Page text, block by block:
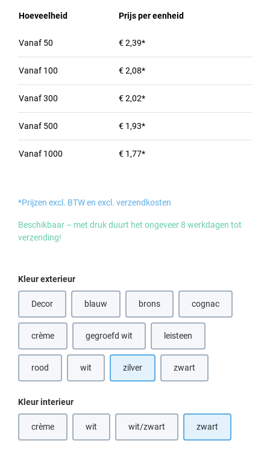
Hoeveelheid Prijs per eenheid
Vanaf 50 € 2,39*
Vanaf 100 € 2,08*
Vanaf300 € 2,02*
Vanaf 500 € 1,93*
Vanaf 1000 € 1,77*
*Prijzen excl. BTW en excl. verzendkosten
Beschikbaar – met druk duurt het ongeveer 8 werkdagen tot
verzending!
Selecteer
Kleur exterieur
Decor blauw(Deze optie is momenteel niet beschikbaar.)
brons
(Deze optie is momenteel niet
cognac(Deze optie is
crème(Deze optie is momenteel niet beschikbaar.)
gegroefd wit leisteen
rood wit(Deze optie is momenteel niet beschikbaar.)
zilver zwart
Selecteer
Kleur interieur
crème(Deze optie is momenteel niet beschikbaar.)
wit(Deze optie is momenteel niet beschikbaar.)
wit/zwart(Deze optie is momenteel niet
zwart